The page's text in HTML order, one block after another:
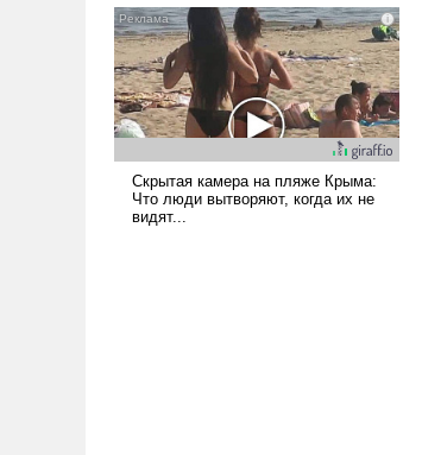
и ее реализация радикально
поднимет наши боевые
возможности.